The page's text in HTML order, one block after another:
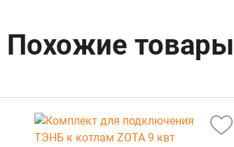
Похожие товары